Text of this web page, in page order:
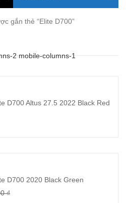
gắn thẻ “Elite D700”
2 mobile-columns-1
D700 Altus 27.5 2022 Black Red
D700 2020 Black Green
₫